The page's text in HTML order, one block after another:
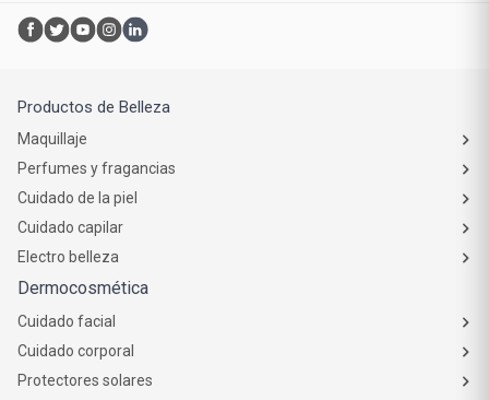
Productos de Belleza
Maquillaje
Perfumes y fragancias
Cuidado de la piel
Cuidado capilar
Electro belleza
Dermocosmética
Cuidado facial
Cuidado corporal
Protectores solares